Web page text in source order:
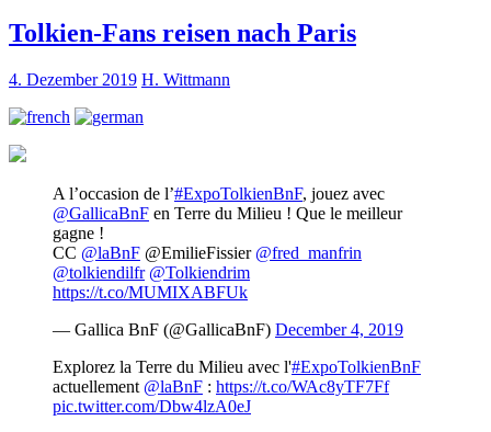
Tolkien-Fans reisen nach Paris
4. Dezember 2019 H. Wittmann
A l’occasion de l’#ExpoTolkienBnF, jouez avec
@GallicaBnF en Terre du Milieu ! Que le meilleur
gagne !
CC @laBnF @EmilieFissier @fred_manfrin
@tolkiendilfr @Tolkiendrim
https://t.co/MUMIXABFUk
— Gallica BnF (@GallicaBnF) December 4, 2019
Explorez la Terre du Milieu avec l'#ExpoTolkienBnF
actuellement @laBnF : https://t.co/WAc8yTF7Ff
pic.twitter.com/Dbw4lzA0eJ